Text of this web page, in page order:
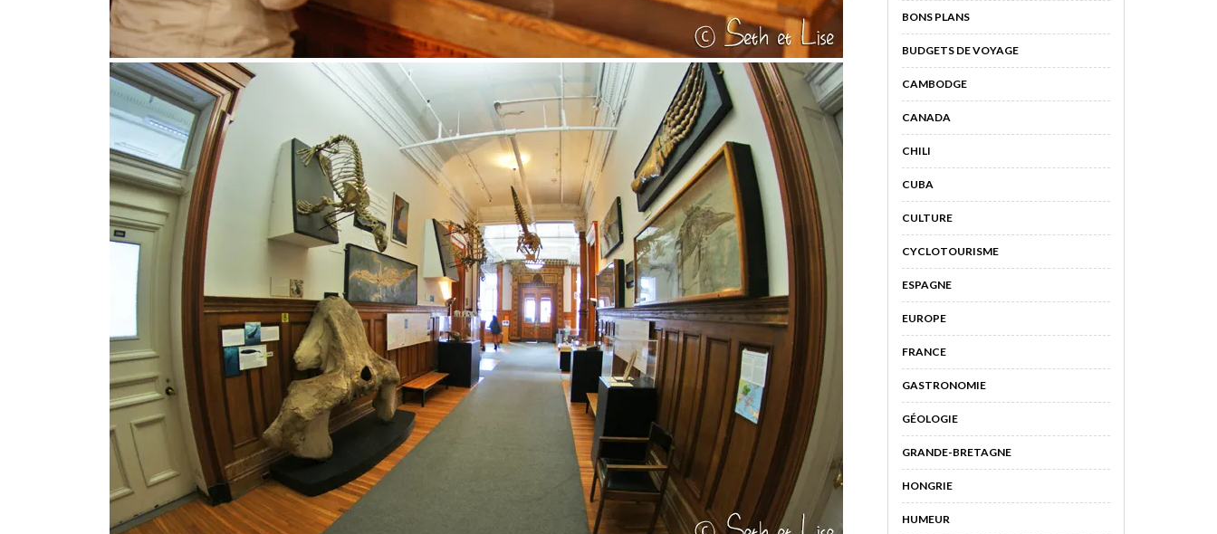
BONS PLANS
BUDGETS DE VOYAGE
CAMBODGE
CANADA
CHILI
CUBA
CULTURE
CYCLOTOURISME
ESPAGNE
EUROPE
FRANCE
GASTRONOMIE
GÉOLOGIE
GRANDE-BRETAGNE
HONGRIE
HUMEUR